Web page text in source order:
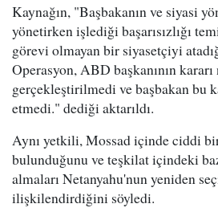
Kaynağın, "Başbakanın ve siyasi
yönetirken işlediği başarısızlığı
görevi olmayan bir siyasetçiyi
Operasyon, ABD başkanının
gerçekleştirilmedi ve başbakan bu
etmedi." dediği aktarıldı.
Aynı yetkili, Mossad içinde ciddi
bulunduğunu ve teşkilat içindeki
almaları Netanyahu'nun yeniden
ilişkilendirdiğini söyledi.